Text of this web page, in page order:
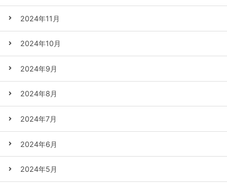
2024年11月
2024年10月
2024年9月
2024年8月
2024年7月
2024年6月
2024年5月